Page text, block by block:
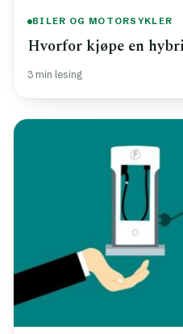
BILER OG MOTORSYKLER
Hvorfor kjøpe en
3 min lesing